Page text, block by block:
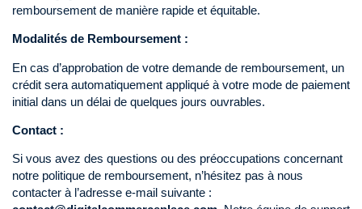
remboursement de manière rapide et équitable.
Modalités de Remboursement :
En cas d’approbation de votre demande de remboursement, un
crédit sera automatiquement appliqué à votre mode de paiement
initial dans un délai de quelques jours ouvrables.
Contact :
Si vous avez des questions ou des préoccupations concernant
notre politique de remboursement, n’hésitez pas à nous
contacter à l’adresse e-mail suivante :